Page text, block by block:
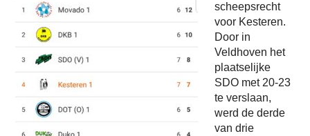
scheepsrecht
voor Kesteren.
Door in
Veldhoven het
plaatselijke
SDO met 20-23
te verslaan,
werd de derde
van drie